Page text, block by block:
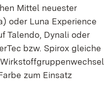
Mittel neuester
oder Luna Experience
Talendo, Dynali oder
bzw. Spirox gleiche
zum Einsatz